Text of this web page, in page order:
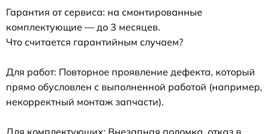
Гарантия от сервиса: на смонтированные
комплектующие — до 3 месяцев.
Что считается гарантийным случаем?
Для работ: Повторное проявление дефекта, который
прямо обусловлен с выполненной работой (например,
некорректный монтаж запчасти).